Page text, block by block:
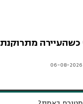
כשהעיירה מתרוקנת
06-08-2026